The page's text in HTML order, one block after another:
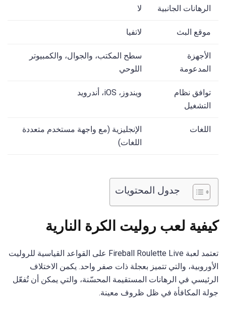
الرهانات الجانبية لا
موقع البث لاتفيا
الأجهزة
المدعومة
سطح المكتب، والجوال، والكمبيوتر
اللوحي
توافق نظام
التشغيل
ويندوز، iOS، أندرويد
اللغات
الإنجليزية (مع واجهة مستخدم متعددة
اللغات)
جدول المحتويات
كيفية لعب روليت الكرة النارية
تعتمد لعبة Fireball Roulette Live على القواعد القياسية للروليت
الأوروبية، والتي تتميز بعجلة ذات صفر واحد. يكمن الاختلاف
الرئيسي في الرهانات المستقيمة المحسّنة، والتي يمكن أن تُفعّل
جولة المكافأة في ظل ظروف معينة.